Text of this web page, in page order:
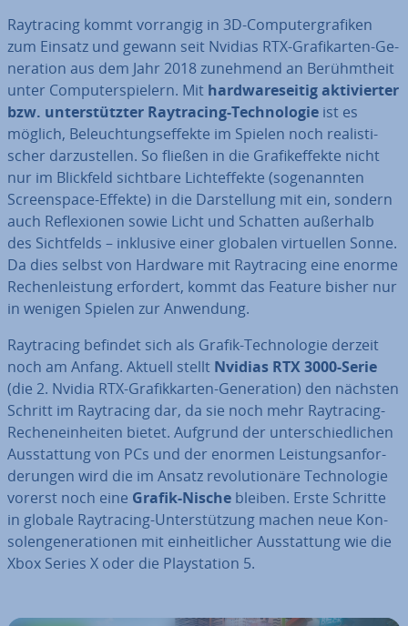
Ray­tra­cing kommt vorrangig in 3D-Com­pu­ter­gra­fi­ken
zum Einsatz und gewann seit Nvidias RTX-Gra­fi­kar­ten-Ge­
ne­ra­ti­on aus dem Jahr 2018 zunehmend an Be­rühmt­heit
unter Com­pu­ter­spie­lern. Mit hard­ware­sei­tig ak­ti­vier­ter
bzw. un­ter­stütz­ter Ray­tra­cing-Tech­no­lo­gie ist es
möglich, Be­leuch­tungs­ef­fek­te im Spielen noch rea­lis­ti­
scher dar­zu­stel­len. So fließen in die Gra­fik­ef­fek­te nicht
nur im Blickfeld sichtbare Licht­ef­fek­te (so­ge­nann­ten
Screen­space-Effekte) in die Dar­stel­lung mit ein, sondern
auch Re­fle­xio­nen sowie Licht und Schatten außerhalb
des Sicht­felds – inklusive einer globalen vir­tu­el­len Sonne.
Da dies selbst von Hardware mit Ray­tra­cing eine enorme
Re­chen­leis­tung erfordert, kommt das Feature bisher nur
in wenigen Spielen zur Anwendung.
Ray­tra­cing befindet sich als Grafik-Tech­no­lo­gie derzeit
noch am Anfang. Aktuell stellt Nvidias RTX 3000-Serie
(die 2. Nvidia RTX-Gra­fik­kar­ten-Ge­ne­ra­ti­on) den nächsten
Schritt im Ray­tra­cing dar, da sie noch mehr Ray­tra­cing-
Re­chen­ein­hei­ten bietet. Aufgrund der un­ter­schied­li­chen
Aus­stat­tung von PCs und der enormen Leis­tungs­an­for­
de­run­gen wird die im Ansatz re­vo­lu­tio­nä­re Tech­no­lo­gie
vorerst noch eine Grafik-Nische bleiben. Erste Schritte
in globale Ray­tra­cing-Un­ter­stüt­zung machen neue Kon­
so­len­ge­ne­ra­tio­nen mit ein­heit­li­cher Aus­stat­tung wie die
Xbox Series X oder die Play­sta­ti­on 5.